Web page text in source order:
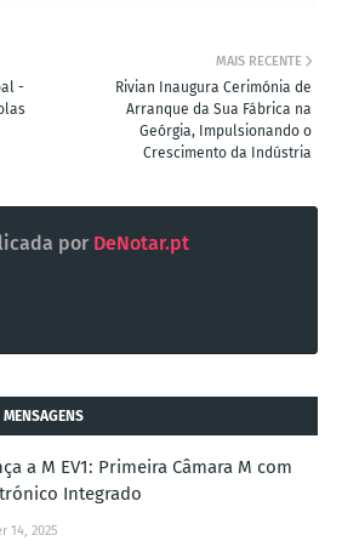
MAIS RECENTE
Rivian Inaugura Cerimónia de
Arranque da Sua Fábrica na
Geórgia, Impulsionando o
Crescimento da Indústria
-
por DeNotar.pt
MENSAGENS
a M EV1: Primeira Câmara M com
Integrado
14, 2025